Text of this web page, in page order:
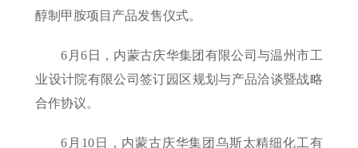
醇制甲胺项目产品发售仪式。
6月6日，内蒙古庆华集团有限公司与温州市工
业设计院有限公司签订园区规划与产品洽谈暨战略
合作协议。
6月10日，内蒙古庆华集团乌斯太精细化工有